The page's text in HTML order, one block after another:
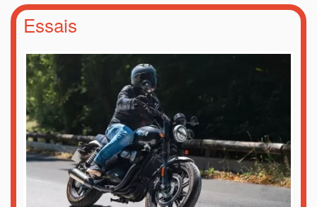
Essais